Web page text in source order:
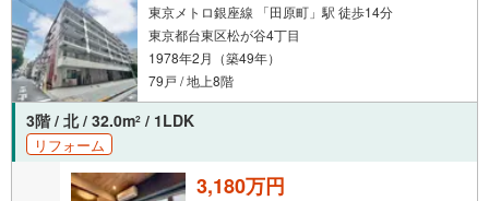
東京メトロ銀座線 「田原町」駅 徒歩14分
東京都台東区松が谷4丁目
1978年2月（築49年）
79戸 / 地上8階
3階 / 北 / 32.0m2 / 1LDK
リフォーム
3,180万円